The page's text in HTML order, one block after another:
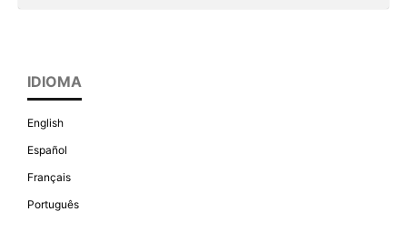
IDIOMA
English
Español
Français
Português